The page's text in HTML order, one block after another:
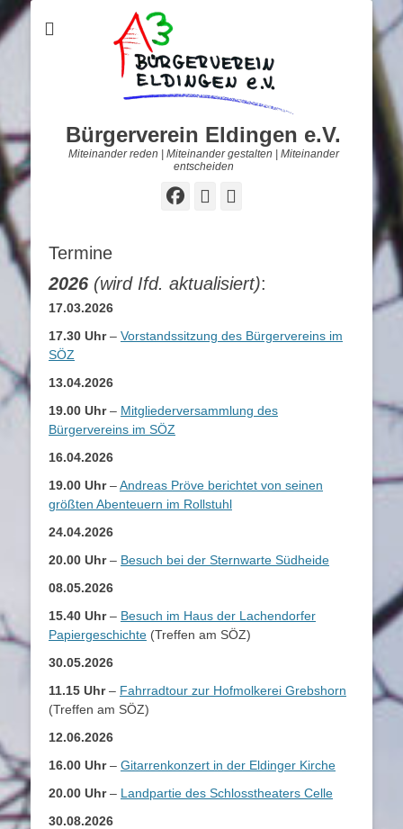
Bürgerverein Eldingen e.V.
Miteinander reden | Miteinander gestalten | Miteinander
entscheiden
Facebook
Termine
2026 (wird Ifd. aktualisiert):
17.03.2026
17.30 Uhr– Vorstandssitzung des Bürgervereins im
SÖZ
13.04.2026
19.00 Uhr– Mitgliederversammlung des
Bürgervereins im SÖZ
16.04.2026
19.00 Uhr–Andreas Pröve berichtet von seinen
größten Abenteuern im Rollstuhl
24.04.2026
20.00 Uhr– Besuch bei der Sternwarte Südheide
08.05.2026
15.40 Uhr– Besuch im Haus der Lachendorfer
Papiergeschichte (Treffen am SÖZ)
30.05.2026
11.15 Uhr– Fahrradtour zur Hofmolkerei Grebshorn
(Treffen am SÖZ)
12.06.2026
16.00 Uhr– Gitarrenkonzert in der Eldinger Kirche
20.00 Uhr– Landpartie des Schlosstheaters Celle
30.08.2026